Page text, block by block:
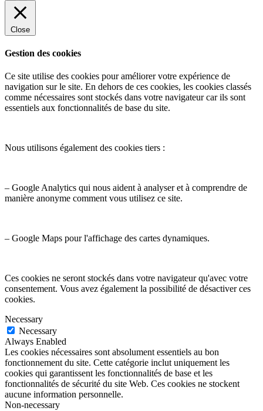
Close
Gestion des cookies
Ce site utilise des cookies pour améliorer votre expérience de
navigation sur le site. En dehors de ces cookies, les cookies classés
comme nécessaires sont stockés dans votre navigateur car ils sont
essentiels aux fonctionnalités de base du site.
Nous utilisons également des cookies tiers :
– Google Analytics qui nous aident à analyser et à comprendre de
manière anonyme comment vous utilisez ce site.
– Google Maps pour l'affichage des cartes dynamiques.
Ces cookies ne seront stockés dans votre navigateur qu'avec votre
consentement. Vous avez également la possibilité de désactiver ces
cookies.
Necessary
Necessary
Always Enabled
Les cookies nécessaires sont absolument essentiels au bon
fonctionnement du site. Cette catégorie inclut uniquement les
cookies qui garantissent les fonctionnalités de base et les
fonctionnalités de sécurité du site Web. Ces cookies ne stockent
aucune information personnelle.
Non-necessary